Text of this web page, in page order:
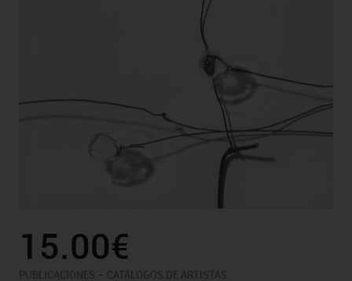
15.00€
-